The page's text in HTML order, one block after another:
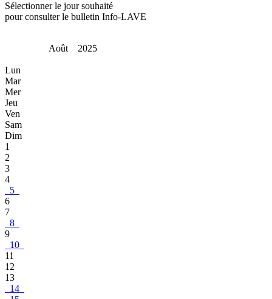
Sélectionner le jour souhaité
pour consulter le bulletin Info-LAVE
Août 2025
Lun
Mar
Mer
Jeu
Ven
Sam
Dim
1
2
3
4
5
6
7
8
9
10
11
12
13
14